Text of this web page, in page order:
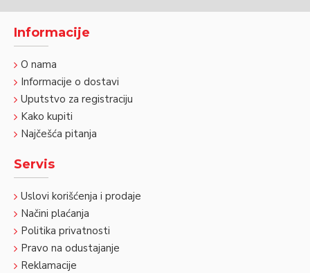
Informacije
O nama
Informacije o dostavi
Uputstvo za registraciju
Kako kupiti
Najčešća pitanja
Servis
Uslovi korišćenja i prodaje
Načini plaćanja
Politika privatnosti
Pravo na odustajanje
Reklamacije